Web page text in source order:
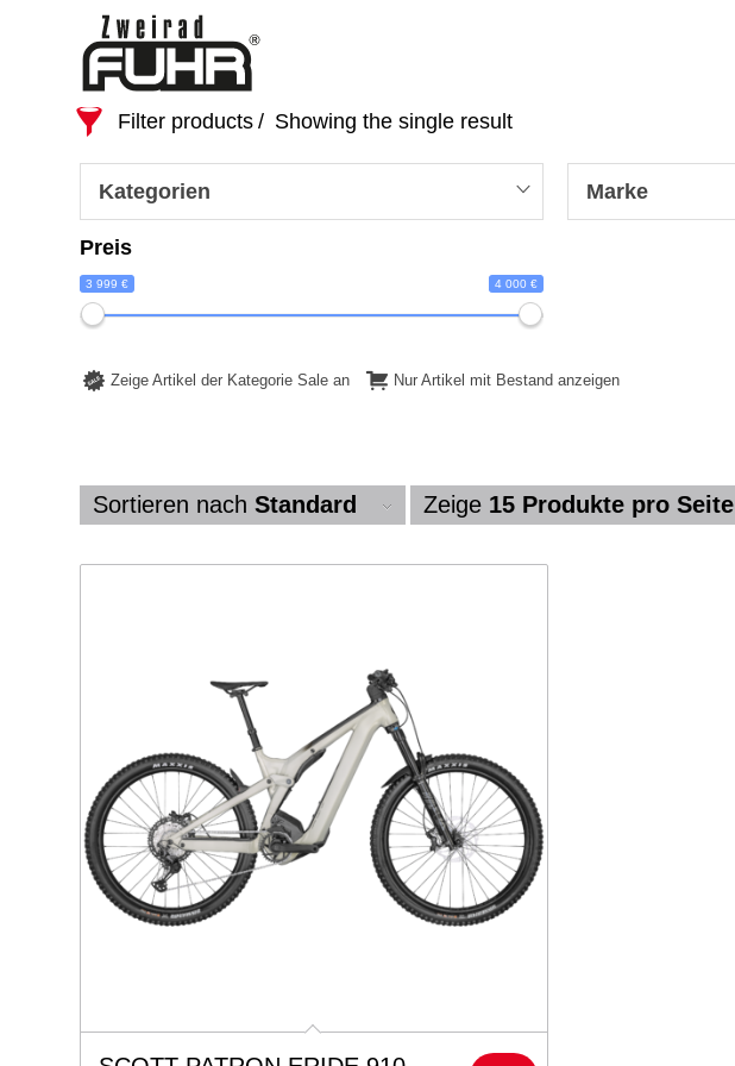
Filter products Showing the single result
Kategorien Marke
Preis
3 999 € 4 000 €
Zeige Artikel der Kategorie Sale an Nur Artikel mit Bestand anzeigen
Sortieren nach Standard Zeige 15 Produkte pro Seite